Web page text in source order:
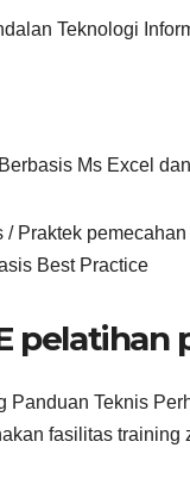
Teknologi
Ms Excel
/ Praktek
Best Practice
pelatihan
Panduan Teknis
fasilitas training